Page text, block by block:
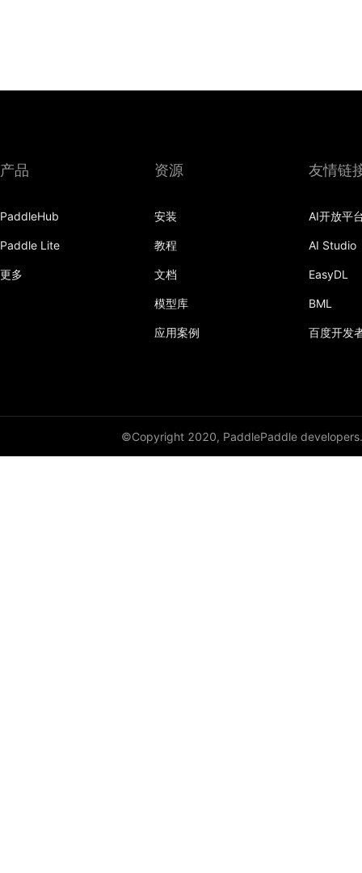
产品
PaddleHub
Paddle Lite
更多
资源
安装
教程
文档
模型库
应用案例
友情链
AI开放平
AI Studio
EasyDL
BML
百度开发
©Copyright 2020, PaddlePaddle developers.